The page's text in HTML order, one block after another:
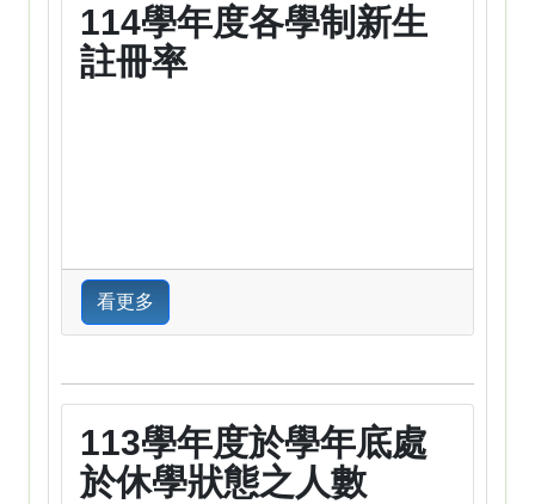
114學年度各學制新生
註冊率
看更多
113學年度於學年底處
於休學狀態之人數